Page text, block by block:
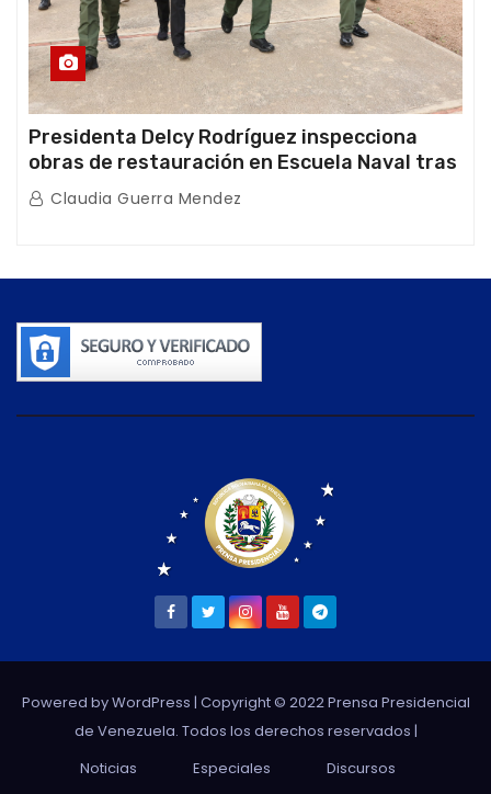
Presidenta Delcy Rodríguez inspecciona
obras de restauración en Escuela Naval tras
afectaciones sísmicas en La Guaira
Claudia Guerra Mendez
Powered by WordPress | Copyright © 2022 Prensa Presidencial
de Venezuela. Todos los derechos reservados |
Noticias
Especiales Discursos